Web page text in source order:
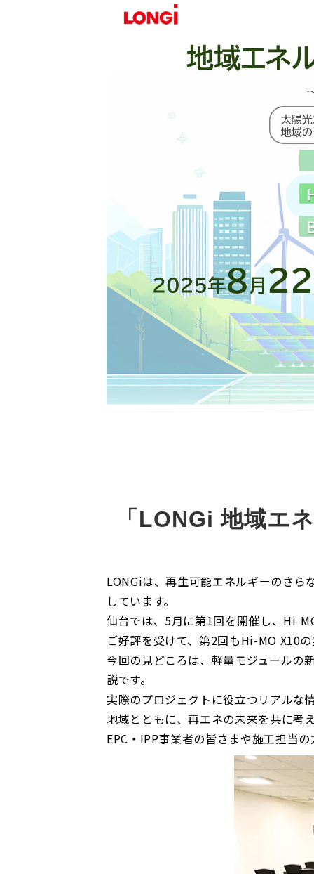
「LONGi 地域エ
LONGiは、再生可能エネルギーのさら
しています。
仙台では、5月に第1回を開催し、
ご好評を受けて、第2回もHi‑MO X10
今回の見どころは、軽量モジュールの
説です。
実際のプロジェクトに役立つリアルな
地域とともに、再エネの未来を共に考
EPC・IPP事業者の皆さまや施工担当